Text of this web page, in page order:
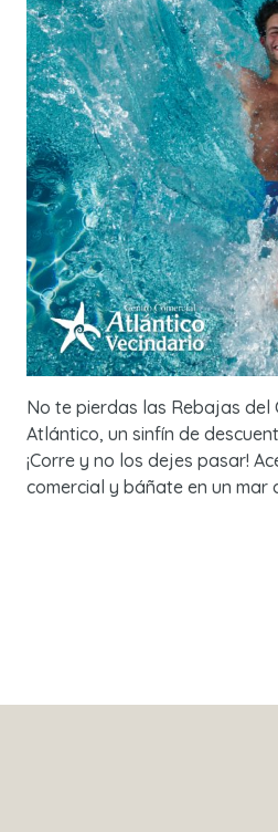
No te pierdas las Rebajas del
Atlántico, un sinfín de
¡Corre y no los dejes pasar!
comercial y báñate en un mar